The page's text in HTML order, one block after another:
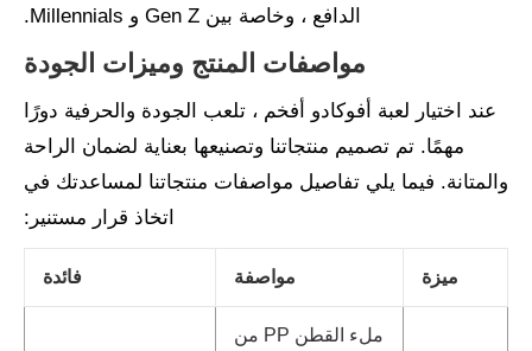
الدافع ، وخاصة بين Gen Z و Millennials.
مواصفات المنتج وميزات الجودة
عند اختيار لعبة أفوكادو أفخم ، تلعب الجودة والحرفية دورًا
مهمًا. تم تصميم منتجاتنا وتصنيعها بعناية لضمان الراحة
والمتانة. فيما يلي تفاصيل مواصفات منتجاتنا لمساعدتك في
اتخاذ قرار مستنير:
ميزة مواصفة فائدة
ملء القطن PP من